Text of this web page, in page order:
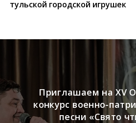
тульской городской игрушек
Приглашаем на XV
конкурс военно-
песни «Свято